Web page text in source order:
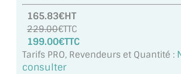
MIROIR POUR SALLE DE DANSE
MIROIR ENCADRÉ
MIROIR TV
165.83€HT
229.00€TTC
199.00€TTC
Tarifs PRO, Revendeurs et Quantité :
consulter